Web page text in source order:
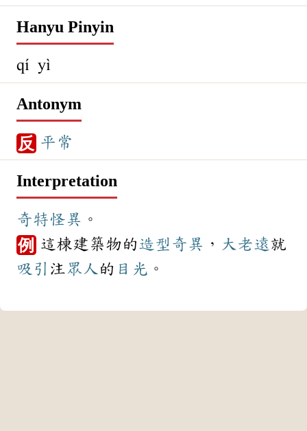
Hanyu Pinyin
qí yì
Antonym
反 平常
Interpretation
奇特怪異 。
例 這棟建築物的造型 奇異 ， 大老遠 就
吸引 注 眾人 的 目光 。